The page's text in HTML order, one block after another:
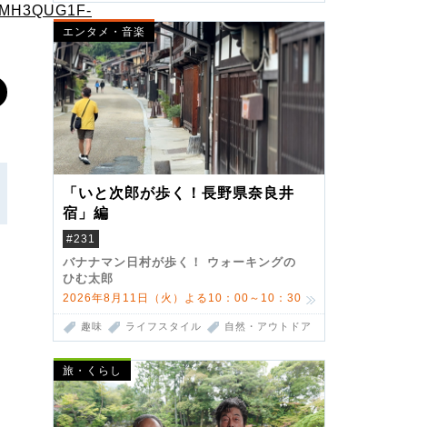
エンタメ・音楽
「いと次郎が歩く！長野県奈良井
宿」編
#231
バナナマン日村が歩く！ ウォーキングの
ひむ太郎
2026年8月11日（火）よる10：00～10：30
趣味 ライフスタイル 自然・アウトドア
旅・くらし